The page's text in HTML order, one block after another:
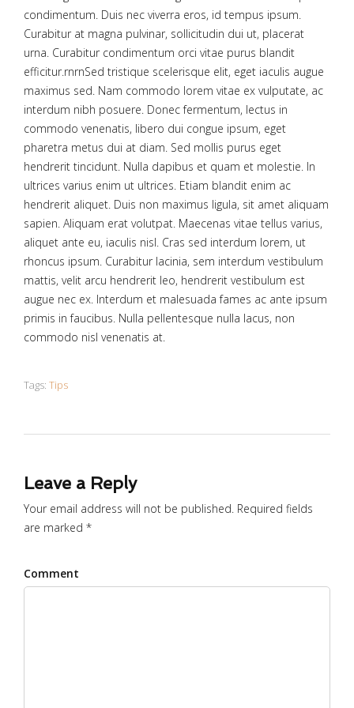
condimentum. Duis nec viverra eros, id tempus ipsum.
Curabitur at magna pulvinar, sollicitudin dui ut, placerat
urna. Curabitur condimentum orci vitae purus blandit
efficitur.rnrnSed tristique scelerisque elit, eget iaculis augue
maximus sed. Nam commodo lorem vitae ex vulputate, ac
interdum nibh posuere. Donec fermentum, lectus in
commodo venenatis, libero dui congue ipsum, eget
pharetra metus dui at diam. Sed mollis purus eget
hendrerit tincidunt. Nulla dapibus et quam et molestie. In
ultrices varius enim ut ultrices. Etiam blandit enim ac
hendrerit aliquet. Duis non maximus ligula, sit amet aliquam
sapien. Aliquam erat volutpat. Maecenas vitae tellus varius,
aliquet ante eu, iaculis nisl. Cras sed interdum lorem, ut
rhoncus ipsum. Curabitur lacinia, sem interdum vestibulum
mattis, velit arcu hendrerit leo, hendrerit vestibulum est
augue nec ex. Interdum et malesuada fames ac ante ipsum
primis in faucibus. Nulla pellentesque nulla lacus, non
commodo nisl venenatis at.
Tags: Tips
Leave a Reply
Your email address will not be published. Required fields
are marked *
Comment